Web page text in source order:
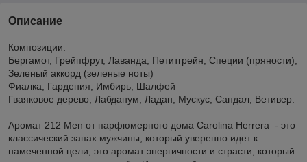
Описание
Композиции:
Бергамот, Грейпфрут, Лаванда, Петитгрейн, Специи (пряности),
Зеленый аккорд (зеленые ноты)
Фиалка, Гардения, Имбирь, Шалфей
Гваяковое дерево, Лабданум, Ладан, Мускус, Сандал, Ветивер.
Аромат 212 Men от парфюмерного дома Carolina Herrera - это
классический запах мужчины, который уверенно идет к
намеченной цели, это аромат энергичности и страсти, который